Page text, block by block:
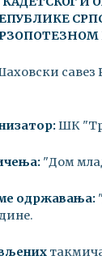
савез
ШК
"Дом
одржавања: